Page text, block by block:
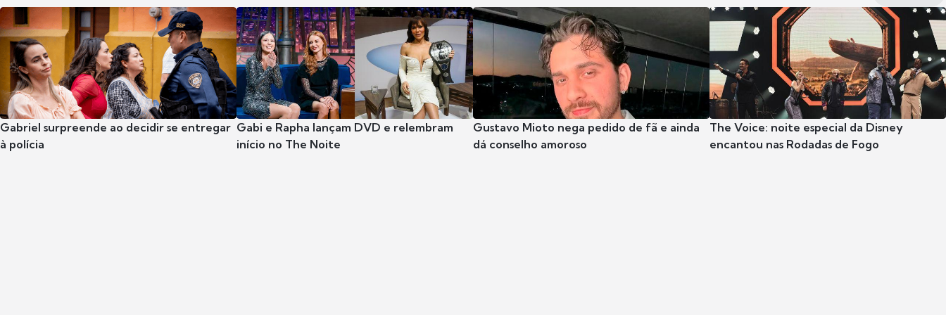
Gabriel surpreende ao decidir se entregar
à polícia
Gabi e Rapha lançam DVD e relembram
início no The Noite
Gustavo Mioto nega pedido de fã e ainda
dá conselho amoroso
The Voice: noite especial da Disney
encantou nas Rodadas de Fogo